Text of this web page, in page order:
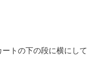
トの下の段に横にして